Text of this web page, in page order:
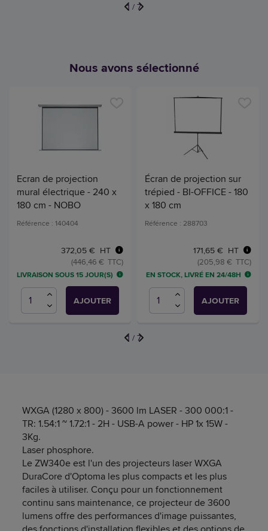
1 / 7
Nous avons sélectionné
Ecran de projection
mural électrique - 240 x
180 cm - NOBO
Référence : 140404
372,05 € HT
(446,46 € TTC)
LIVRAISON SOUS 15 JOUR(S)
AJOUTER
Écran de projection sur
trépied - BI-OFFICE - 180
x 180 cm
Référence : 288703
171,65 € HT
(205,98 € TTC)
EN STOCK, LIVRÉ EN 24/48H
AJOUTER
1 / 7
WXGA (1280 x 800) - 3600 lm LASER - 300 000:1 -
TR: 1.54:1 ~ 1.72:1 - 2H - USB-A power - HP 1x 15W -
3Kg.
Laser phosphore.
Le ZW340e est l'un des projecteurs laser WXGA
DuraCore d'Optoma les plus compacts et les plus
faciles à utiliser. Conçu pour un fonctionnement
continu sans maintenance, ce projecteur de 3600
lumens offre des performances d'image puissantes,